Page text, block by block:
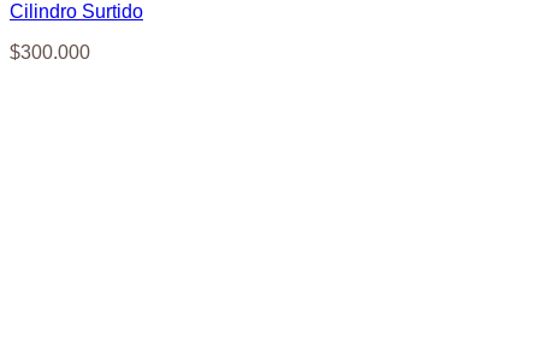
Cilindro Surtido
$300.000